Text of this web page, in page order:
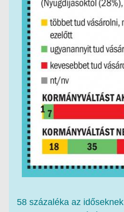
58 százaléka az időseknek